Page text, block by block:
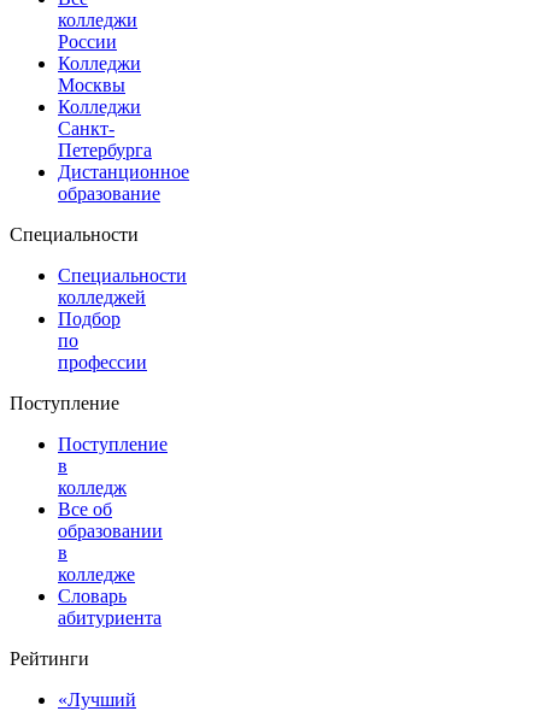
колледжи
России
Колледжи
Москвы
Колледжи
Санкт-
Петербурга
Дистанционное
образование
Специальности
Специальности
колледжей
Подбор
по
профессии
Поступление
Поступление
в
колледж
Все об
образовании
в
колледже
Словарь
абитуриента
Рейтинги
«Лучший